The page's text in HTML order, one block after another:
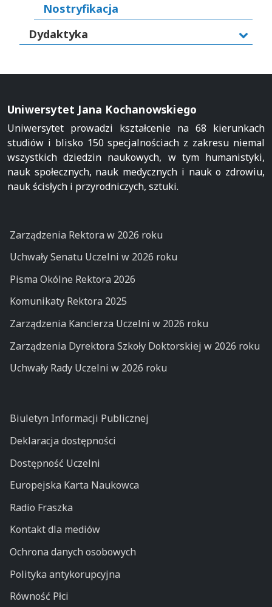
Nostryfikacja
Dydaktyka
Uniwersytet Jana Kochanowskiego
Uniwersytet prowadzi kształcenie na 68 kierunkach
studiów i blisko 150 specjalnościach z zakresu niemal
wszystkich dziedzin naukowych, w tym humanistyki,
nauk społecznych, nauk medycznych i nauk o zdrowiu,
nauk ścisłych i przyrodniczych, sztuki.
Zarządzenia Rektora w 2026 roku
Uchwały Senatu Uczelni w 2026 roku
Pisma Okólne Rektora 2026
Komunikaty Rektora 2025
Zarządzenia Kanclerza Uczelni w 2026 roku
Zarządzenia Dyrektora Szkoły Doktorskiej w 2026 roku
Uchwały Rady Uczelni w 2026 roku
Biuletyn Informacji Publicznej
Deklaracja dostępności
Dostępność Uczelni
Europejska Karta Naukowca
Radio Fraszka
Kontakt dla mediów
Ochrona danych osobowych
Polityka antykorupcyjna
Równość Płci